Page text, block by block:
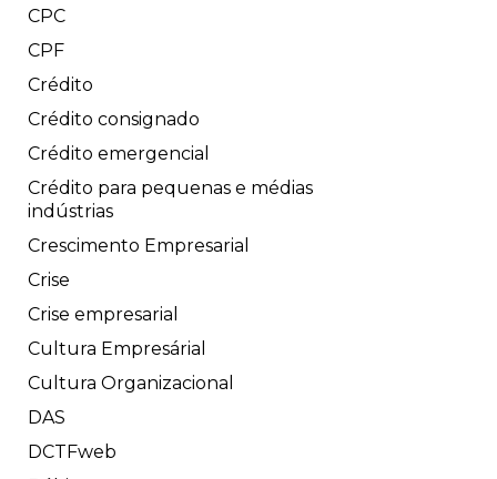
CPC
CPF
Crédito
Crédito consignado
Crédito emergencial
Crédito para pequenas e médias
indústrias
Crescimento Empresarial
Crise
Crise empresarial
Cultura Empresárial
Cultura Organizacional
DAS
DCTFweb